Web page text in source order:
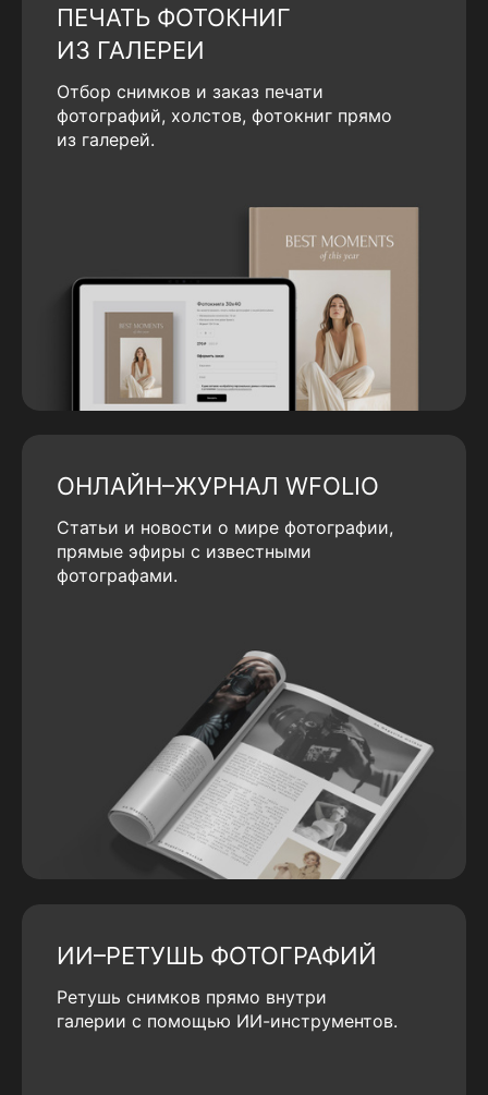
ПЕЧАТЬ ФОТОКНИГ
ИЗ ГАЛЕРЕИ
Отбор снимков и заказ печати
фотографий, холстов, фотокниг прямо
из галерей.
ОНЛАЙН–ЖУРНАЛ WFOLIO
Статьи и новости о мире фотографии,
прямые эфиры с известными
фотографами.
ИИ–РЕТУШЬ ФОТОГРАФИЙ
Ретушь снимков прямо внутри
галерии с помощью ИИ-инструментов.